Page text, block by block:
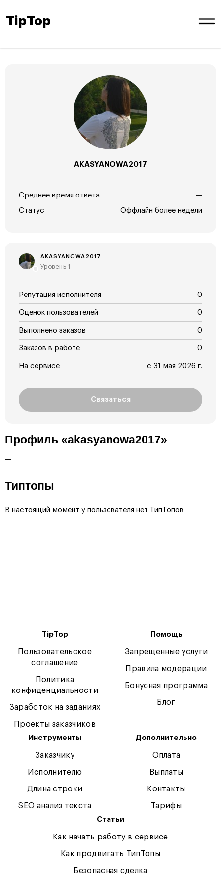
TipTop
AKASYANOWA2017
Среднее время ответа —
Статус Оффлайн более недели
AKASYANOWA2017
Уровень 1
Репутация исполнителя 0
Оценок пользователей 0
Выполнено заказов 0
Заказов в работе 0
На сервисе с 31 мая 2026 г.
Связаться
Профиль «akasyanowa2017»
—
Типтопы
В настоящий момент у пользователя нет ТипТопов
TipTop
Пользовательское
соглашение
Политика
конфиденциальности
Заработок на заданиях
Проекты заказчиков
Помощь
Запрещенные услуги
Правила модерации
Бонусная программа
Блог
Инструменты
Заказчику
Исполнителю
Длина строки
SEO анализ текста
Дополнительно
Оплата
Выплаты
Контакты
Тарифы
Статьи
Как начать работу в сервисе
Как продвигать ТипТопы
Безопасная сделка